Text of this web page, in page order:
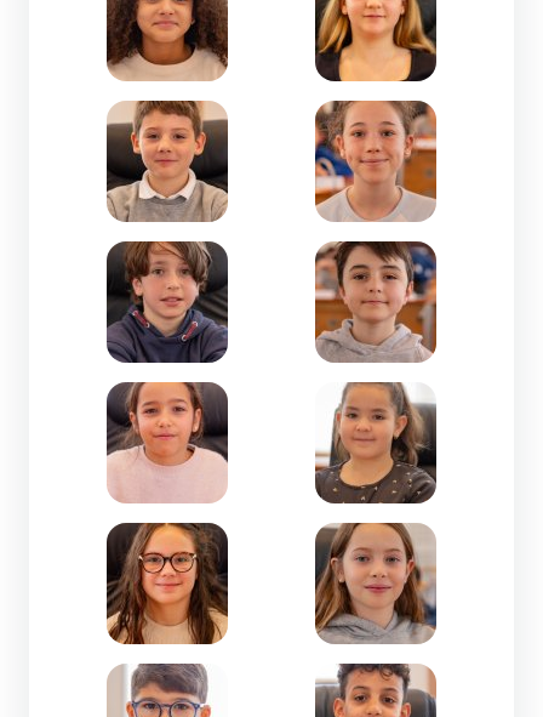
Zoom de l'image Luka ANTON-CM1-Immaculée
Zoom de l'image Marine
Zoom de l'image Mathis HILLE-CM1-Isly
Zoom de l'image Mathis
Zoom de l'image Mellina DRIASSA-CE2-Miquèl
Zoom de l'image Melya
Zoom de l'image Mérone BEVITORI-CM1-
Zoom de l'image Mila
Zoom de l'image Naël BOUTALEB-CE2-Jean
Zoom de l'image Naïm